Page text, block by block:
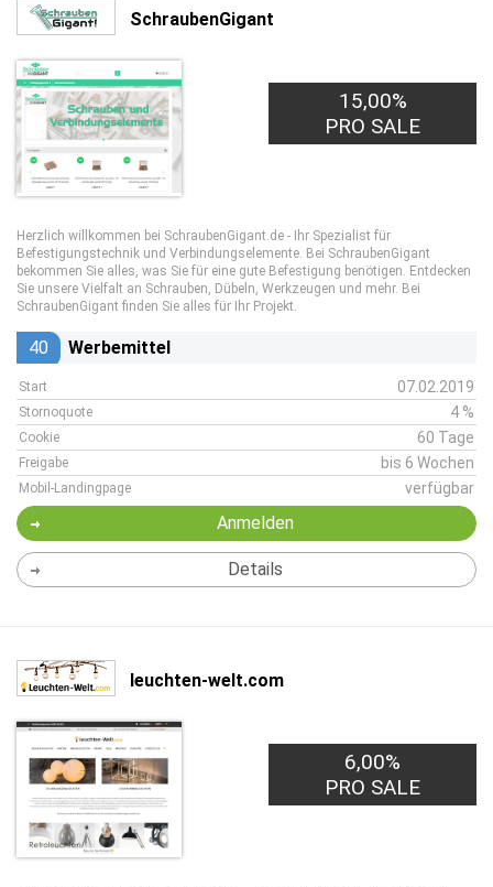
SchraubenGigant
15,00%
PRO SALE
Herzlich willkommen bei SchraubenGigant.de - Ihr Spezialist für
Befestigungstechnik und Verbindungselemente. Bei SchraubenGigant
bekommen Sie alles, was Sie für eine gute Befestigung benötigen. Entdecken
Sie unsere Vielfalt an Schrauben, Dübeln, Werkzeugen und mehr. Bei
SchraubenGigant finden Sie alles für Ihr Projekt.
40 Werbemittel
Start 07.02.2019
Stornoquote 4 %
Cookie 60 Tage
Freigabe bis 6 Wochen
Mobil-Landingpage verfügbar
Anmelden
Details
leuchten-welt.com
6,00%
PRO SALE